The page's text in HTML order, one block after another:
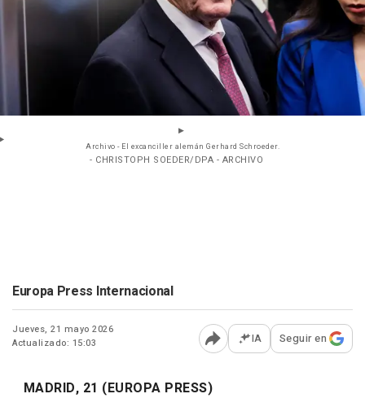
Archivo - El excanciller alemán Gerhard Schroeder.
- CHRISTOPH SOEDER/DPA - ARCHIVO
Europa Press Internacional
Jueves, 21 mayo 2026
Actualizado: 15:03
Abrir opciones para
IA Seguir en
MADRID, 21 (EUROPA PRESS)